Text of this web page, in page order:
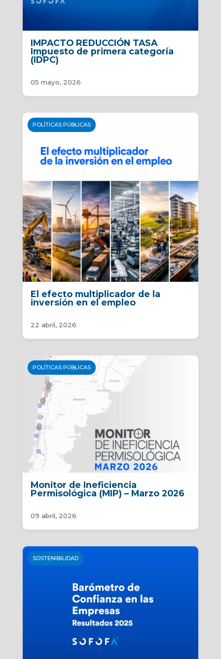
IMPACTO REDUCCIÓN TASA
Impuesto de primera categoría
(IDPC)
05 mayo, 2026
POLÍTICAS PÚBLICAS
El efecto multiplicador de la
inversión en el empleo
22 abril, 2026
POLÍTICAS PÚBLICAS
Monitor de Ineficiencia
Permisológica (MIP) – Marzo 2026
09 abril, 2026
SOSTENIBILIDAD